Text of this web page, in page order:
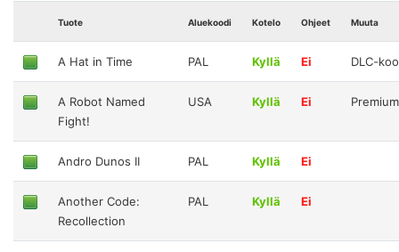
Tuote Aluekoodi Kotelo Ohjeet Muuta
A Hat in Time PAL Kyllä Ei DLC-
A Robot Named
Fight!
USA Kyllä Ei
Andro Dunos II PAL Kyllä Ei
Another Code:
Recollection
PAL Kyllä Ei